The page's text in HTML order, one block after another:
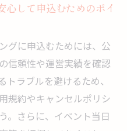
心して申込むためのポイ
グに申込むためには、公
信頼性や運営実績を確認
ラブルを避けるため、
規約やキャンセルポリシ
。さらに、イベント当日